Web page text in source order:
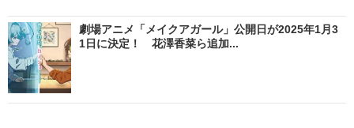
劇場アニメ「メイクアガール」公開日が2025年1月3
1日に決定！ 花澤香菜ら追加...